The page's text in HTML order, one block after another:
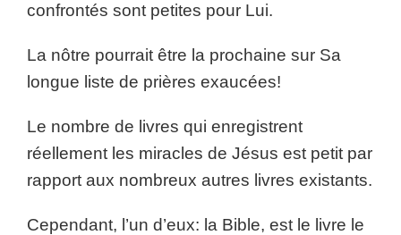
confrontés sont petites pour Lui.
La nôtre pourrait être la prochaine sur Sa
longue liste de prières exaucées!
Le nombre de livres qui enregistrent
réellement les miracles de Jésus est petit par
rapport aux nombreux autres livres existants.
Cependant, l’un d’eux: la Bible, est le livre le